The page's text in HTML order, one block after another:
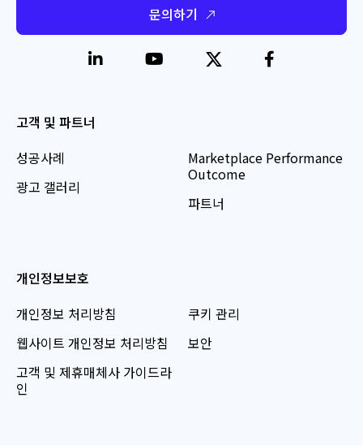
문의하기
고객 및 파트너
성공사례
광고 갤러리
Marketplace Performance
Outcome
파트너
개인정보보호
개인정보 처리방침
웹사이트 개인정보 처리방침
고객 및 제휴매체사 가이드라
인
쿠키 관리
보안